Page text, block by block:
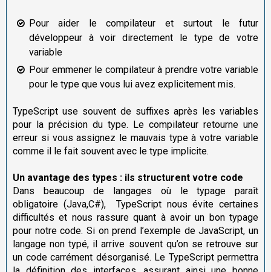
Pour aider le compilateur et surtout le futur
développeur à voir directement le type de votre
variable
Pour emmener le compilateur à prendre votre variable
pour le type que vous lui avez explicitement mis.
TypeScript use souvent de suffixes après les variables
pour la précision du type. Le compilateur retourne une
erreur si vous assignez le mauvais type à votre variable
comme il le fait souvent avec le type implicite.
Un avantage des types : ils structurent votre code
Dans beaucoup de langages où le typage paraît
obligatoire (Java,C#), TypeScript nous évite certaines
difficultés et nous rassure quant à avoir un bon typage
pour notre code. Si on prend l’exemple de JavaScript, un
langage non typé, il arrive souvent qu’on se retrouve sur
un code carrément désorganisé. Le TypeScript permettra